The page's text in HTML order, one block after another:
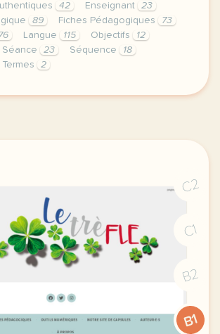
42 Enseignant
23
89 Fiches Pédagogiques
73
Langue 115 Objectifs
12
Séance 23 Séquence
18
Termes 2
le monde voici une fiche
C2
C1
B2
B1